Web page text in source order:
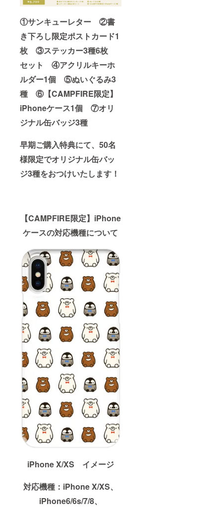
①サンキューレター ②書
き下ろし限定ポストカード1
枚 ③ステッカー3種6枚
セット ④アクリルキーホ
ルダー1個 ⑤ぬいぐるみ3
種 ⑥【CAMPFIRE限定】
iPhoneケース1個 ⑦オリ
ジナル缶バッジ3種
早期ご購入特典にて、50名
様限定でオリジナル缶バッ
ジ3種をおつけいたします！
【CAMPFIRE限定】iPhone
ケースの対応機種について
iPhone X/XS イメージ
対応機種：iPhone X/XS、
iPhone6/6s/7/8、